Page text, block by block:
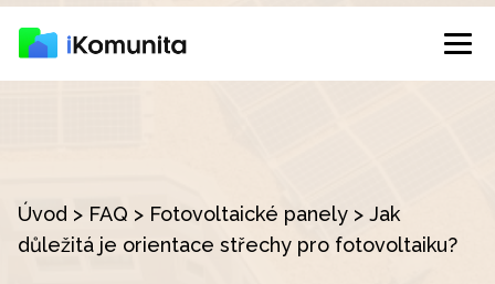
Úvod > FAQ > Fotovoltaické panely > Jak
důležitá je orientace střechy pro fotovoltaiku?